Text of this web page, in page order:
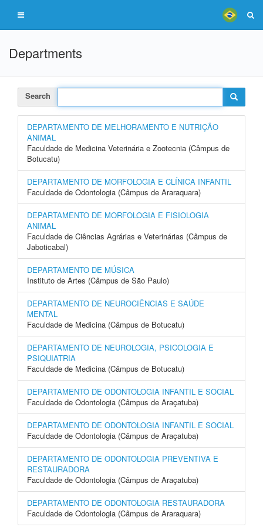
Departments
Search
DEPARTAMENTO DE MELHORAMENTO E NUTRIÇÃO
ANIMAL
Faculdade de Medicina Veterinária e Zootecnia (Câmpus de
Botucatu)
DEPARTAMENTO DE MORFOLOGIA E CLÍNICA INFANTIL
Faculdade de Odontologia (Câmpus de Araraquara)
DEPARTAMENTO DE MORFOLOGIA E FISIOLOGIA
ANIMAL
Faculdade de Ciências Agrárias e Veterinárias (Câmpus de
Jaboticabal)
DEPARTAMENTO DE MÚSICA
Instituto de Artes (Câmpus de São Paulo)
DEPARTAMENTO DE NEUROCIÊNCIAS E SAÚDE
MENTAL
Faculdade de Medicina (Câmpus de Botucatu)
DEPARTAMENTO DE NEUROLOGIA, PSICOLOGIA E
PSIQUIATRIA
Faculdade de Medicina (Câmpus de Botucatu)
DEPARTAMENTO DE ODONTOLOGIA INFANTIL E SOCIAL
Faculdade de Odontologia (Câmpus de Araçatuba)
DEPARTAMENTO DE ODONTOLOGIA INFANTIL E SOCIAL
Faculdade de Odontologia (Câmpus de Araçatuba)
DEPARTAMENTO DE ODONTOLOGIA PREVENTIVA E
RESTAURADORA
Faculdade de Odontologia (Câmpus de Araçatuba)
DEPARTAMENTO DE ODONTOLOGIA RESTAURADORA
Faculdade de Odontologia (Câmpus de Araraquara)